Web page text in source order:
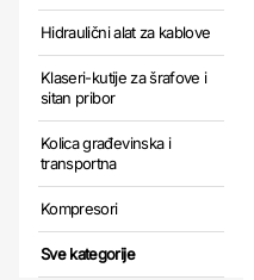
Hidraulični alat za kablove
Klaseri-kutije za šrafove i
sitan pribor
Kolica građevinska i
transportna
Kompresori
Sve kategorije